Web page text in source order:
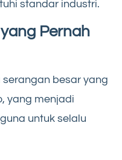
standar industri.
Pernah
besar yang
yang menjadi
untuk selalu